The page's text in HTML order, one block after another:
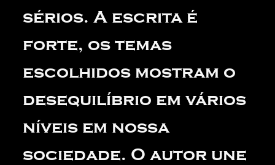
sérios. A escrita é
forte, os temas
escolhidos mostram o
desequilíbrio em vários
níveis em nossa
sociedade. O autor une